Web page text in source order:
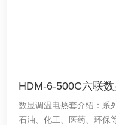
HDM-6-500C六联
数显调温电热套介绍：系
石油、化工、医药、环保